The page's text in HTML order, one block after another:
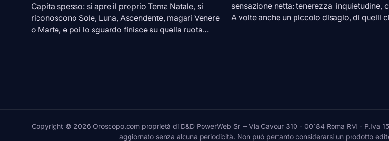
Capita spesso: si apre il proprio Tema Natale, si
riconoscono Sole, Luna, Ascendente, magari Venere
o Marte, e poi lo sguardo finisce su quella ruota
sensazione netta: tenerezza, inquietudine,
A volte anche un piccolo disagio, di quelli
Copyright © 2026 Oroscopo.com proprietà di D&D PowerWeb Srl – Via Cavour 310 - 00184 Roma RM - P.Iva
aggiornato senza alcuna periodicità. Non può pertanto considerarsi un prodotto